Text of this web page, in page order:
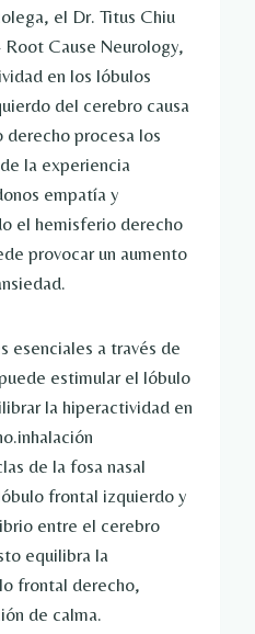
el Dr. Titus Chiu
Cause Neurology,
en los lóbulos
del cerebro causa
derecho procesa los
la experiencia
empatía y
el hemisferio derecho
provocar un aumento
esenciales a través de
estimular el lóbulo
la hiperactividad en
de la fosa nasal
frontal izquierdo y
entre el cerebro
equilibra la
frontal derecho,
de calma.